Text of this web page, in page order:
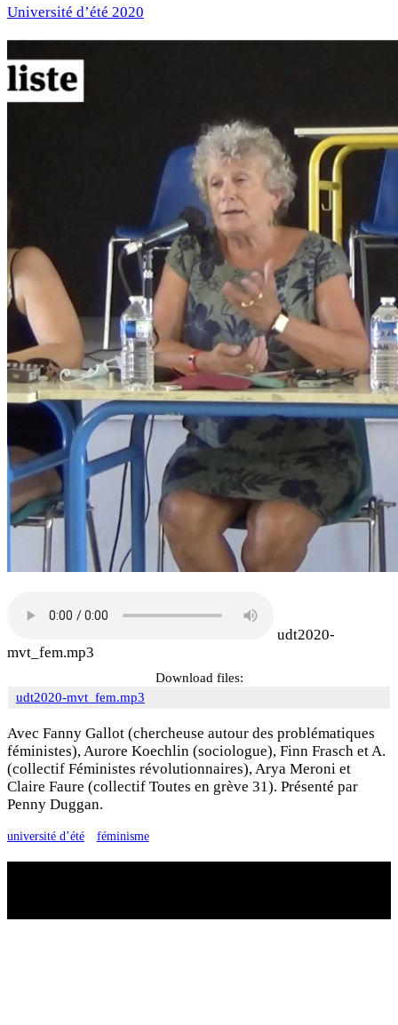
Université d’été 2020
udt2020-
mvt_fem.mp3
Download files:
udt2020-mvt_fem.mp3
Avec Fanny Gallot (chercheuse autour des problématiques
féministes), Aurore Koechlin (sociologue), Finn Frasch et A.
(collectif Féministes révolutionnaires), Arya Meroni et
Claire Faure (collectif Toutes en grève 31). Présenté par
Penny Duggan.
université d’été féminisme